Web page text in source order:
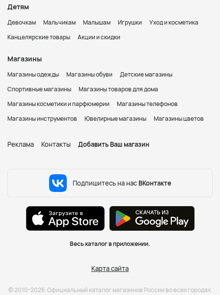
Детям
Девочкам Мальчикам Малышам Игрушки
Уход и косметика
Канцелярские товары
Акции и скидки
Магазины
Магазины одежды Магазины обуви
Детские магазины
Спортивные магазины
Магазины товаров для дома
Магазины косметики и парфюмерии
Магазины телефонов
Магазины инструментов
Ювелирные магазины Магазины цветов
Реклама Контакты Добавить Ваш магазин
Подпишитесь на нас ВКонтакте
Весь каталог в приложении.
Карта сайта
© 2010-2026. Официальный каталог магазинов России во всех городах.